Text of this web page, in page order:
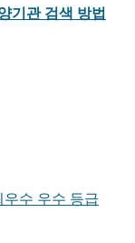
기관 검색 방법
수 우수 등급